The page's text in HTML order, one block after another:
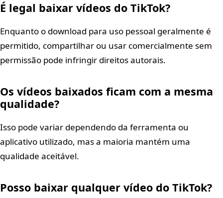
É legal baixar vídeos do TikTok?
Enquanto o download para uso pessoal geralmente é
permitido, compartilhar ou usar comercialmente sem
permissão pode infringir direitos autorais.
Os vídeos baixados ficam com a mesma
qualidade?
Isso pode variar dependendo da ferramenta ou
aplicativo utilizado, mas a maioria mantém uma
qualidade aceitável.
Posso baixar qualquer vídeo do TikTok?